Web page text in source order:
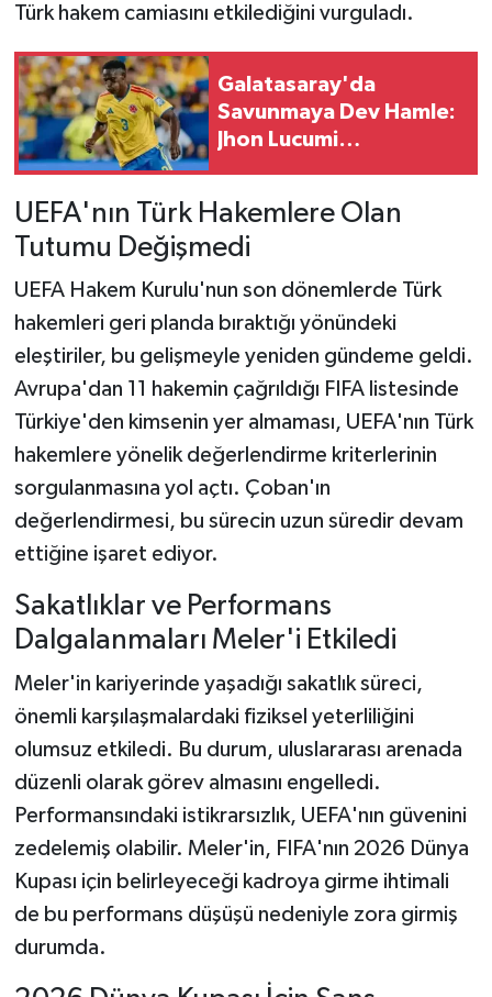
Türk hakem camiasını etkilediğini vurguladı.
Galatasaray'da
Savunmaya Dev Hamle:
Jhon Lucumi
UEFA'nın Türk Hakemlere Olan
Tutumu Değişmedi
UEFA Hakem Kurulu'nun son dönemlerde Türk
hakemleri geri planda bıraktığı yönündeki
eleştiriler, bu gelişmeyle yeniden gündeme geldi.
Avrupa'dan 11 hakemin çağrıldığı FIFA listesinde
Türkiye'den kimsenin yer almaması, UEFA'nın Türk
hakemlere yönelik değerlendirme kriterlerinin
sorgulanmasına yol açtı. Çoban'ın
değerlendirmesi, bu sürecin uzun süredir devam
ettiğine işaret ediyor.
Sakatlıklar ve Performans
Dalgalanmaları Meler'i Etkiledi
Meler'in kariyerinde yaşadığı sakatlık süreci,
önemli karşılaşmalardaki fiziksel yeterliliğini
olumsuz etkiledi. Bu durum, uluslararası arenada
düzenli olarak görev almasını engelledi.
Performansındaki istikrarsızlık, UEFA'nın güvenini
zedelemiş olabilir. Meler'in, FIFA'nın 2026 Dünya
Kupası için belirleyeceği kadroya girme ihtimali
de bu performans düşüşü nedeniyle zora girmiş
durumda.